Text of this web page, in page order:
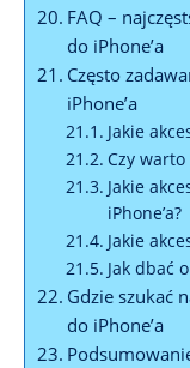
FAQ ‍–
do⁣ iPhone’a
Często
iPhone’a
Jakie
Czy
Jakie
iPhone’a?
Jakie
Jak dbać
Gdzie szukać
do iPhone’a